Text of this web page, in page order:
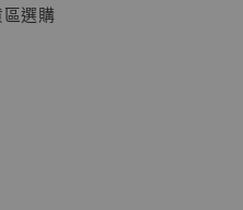
[BK01]
選購